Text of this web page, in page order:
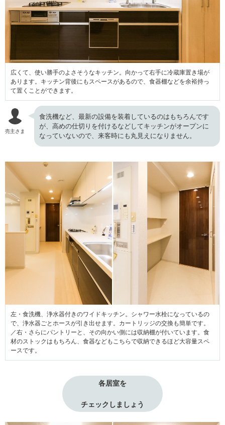
広くて、使い勝手のよさそうなキッチン。向かって右手に冷蔵庫置き場が
あります。キッチン背後にもスペースがあるので、食器棚などを余裕持っ
て置くことができます。
売主さま
食洗機など、最新の設備を装着しているのはもちろんです
が、高めの仕切りを付けるなどしてキッチンがオープンに
なっていないので、来客時にも丸見えになりません。
左・食洗機、浄水器付きのワイドキッチン。シャワー水栓になっているの
で、浄水器ごとホースが引き出せます。カートリッジの交換も簡単です。
／右・さらにパントリーと、その向かい側には収納棚が付いています。食
材のストックはもちろん、食器などもこちらで収納できるほど大容量スペ
ースです。
各居室を
チェックしましょう